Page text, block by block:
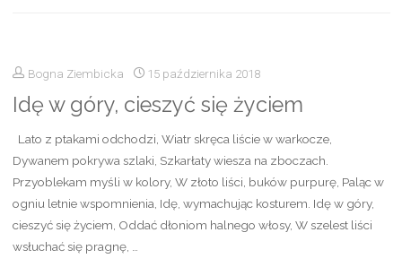
Bogna Ziembicka 15 października 2018
Idę w góry, cieszyć się życiem
Lato z ptakami odchodzi, Wiatr skręca liście w warkocze,
Dywanem pokrywa szlaki, Szkarłaty wiesza na zboczach.
Przyoblekam myśli w kolory, W złoto liści, buków purpurę, Paląc w
ogniu letnie wspomnienia, Idę, wymachując kosturem. Idę w góry,
cieszyć się życiem, Oddać dłoniom halnego włosy, W szelest liści
wsłuchać się pragnę, …